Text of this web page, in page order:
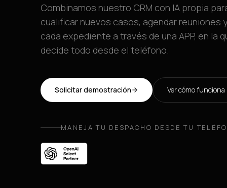
Combinamos nuestro CRM con IA propia
cualificar nuevos casos, agendar reuniones
cada expediente a través de una APP, en la
decide todo desde el teléfono.
Solicitar demostración Ver cómo funciona
MANEJA TU DESPACHO DESDE TU